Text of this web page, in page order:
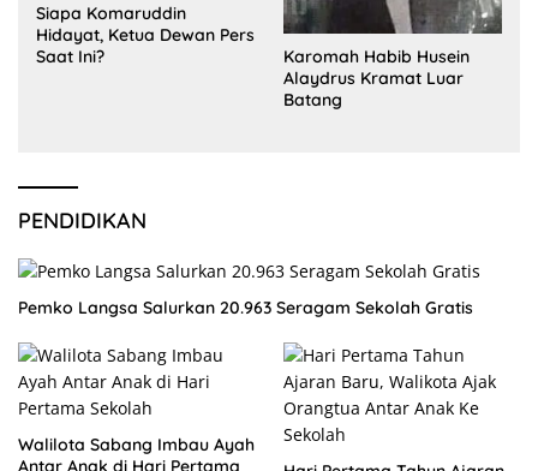
Siapa Komaruddin
Hidayat, Ketua Dewan Pers
Saat Ini?
Karomah Habib Husein
Alaydrus Kramat Luar
Batang
PENDIDIKAN
Pemko Langsa Salurkan 20.963 Seragam Sekolah Gratis
Walilota Sabang Imbau Ayah
Antar Anak di Hari Pertama